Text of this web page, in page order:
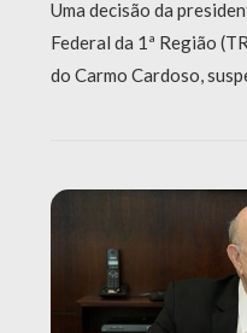
Uma decisão da
Federal da 1ª Região
do Carmo Cardoso,